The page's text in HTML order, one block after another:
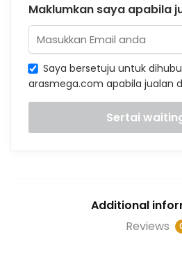
Maklumkan saya apabila
Saya bersetuju untuk
arasmega.com apabila jualan
Additional
Reviews